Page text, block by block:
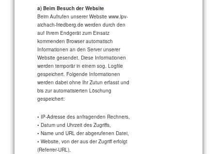
a) Beim Besuch der Website
Beim Aufrufen unserer Website www.lpv-
aichach-friedberg.de werden durch den
auf Ihrem Endgerät zum Einsatz
kommenden Browser automatisch
Informationen an den Server unserer
Website gesendet. Diese Informationen
werden temporär in einem sog. Logfile
gespeichert. Folgende Informationen
werden dabei ohne Ihr Zutun erfasst und
bis zur automatisierten Löschung
gespeichert:
• IP-Adresse des anfragenden Rechners,
• Datum und Uhrzeit des Zugriffs,
• Name und URL der abgerufenen Datei,
• Website, von der aus der Zugriff erfolgt
(Referrer-URL),